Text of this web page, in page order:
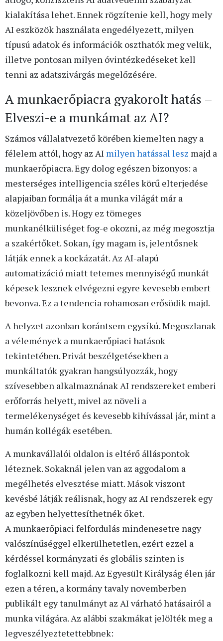
kialakítása lehet. Ennek rögzítenie kell, hogy mely
AI eszközök használata engedélyezett, milyen
típusú adatok és információk oszthatók meg velük,
illetve pontosan milyen óvintézkedéseket kell
tenni az adatszivárgás megelőzésére.
A munkaerőpiacra gyakorolt hatás –
Elveszi-e a munkámat az AI?
Számos vállalatvezető körében kiemelten nagy a
félelem attól, hogy az AI milyen hatással lesz majd a
munkaerőpiacra. Egy dolog egészen bizonyos: a
mesterséges intelligencia széles körű elterjedése
alapjaiban formálja át a munka világát már a
közeljövőben is. Hogy ez tömeges
munkanélküliséget fog-e okozni, az még megosztja
a szakértőket. Sokan, így magam is, jelentősnek
látják ennek a kockázatát. Az AI-alapú
automatizáció miatt tetemes mennyiségű munkát
képesek lesznek elvégezni egyre kevesebb embert
bevonva. Ez a tendencia rohamosan erősödik majd.
A helyzet azonban korántsem egysíkú. Megoszlanak
a vélemények a munkaerőpiaci hatások
tekintetében. Privát beszélgetésekben a
munkáltatók gyakran hangsúlyozzák, hogy
szívesebben alkalmaznának AI rendszereket emberi
erőforrás helyett, mivel az növeli a
termelékenységet és kevesebb kihívással jár, mint a
humán kollégák esetében.
A munkavállalói oldalon is eltérő álláspontok
léteznek. Sokaknál jelen van az aggodalom a
megélhetés elvesztése miatt. Mások viszont
kevésbé látják reálisnak, hogy az AI rendszerek egy
az egyben helyettesíthetnék őket.
A munkaerőpiaci felfordulás mindenesetre nagy
valószínűséggel elkerülhetetlen, ezért ezzel a
kérdéssel kormányzati és globális szinten is
foglalkozni kell majd. Az Egyesült Királyság élen jár
ezen a téren, a kormány tavaly novemberben
publikált egy tanulmányt az AI várható hatásairól a
munka világára. Az alábbi szakmákat jelölték meg a
legveszélyeztetettebbnek: